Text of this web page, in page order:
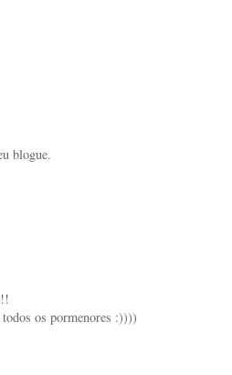
blogue.
os pormenores :))))